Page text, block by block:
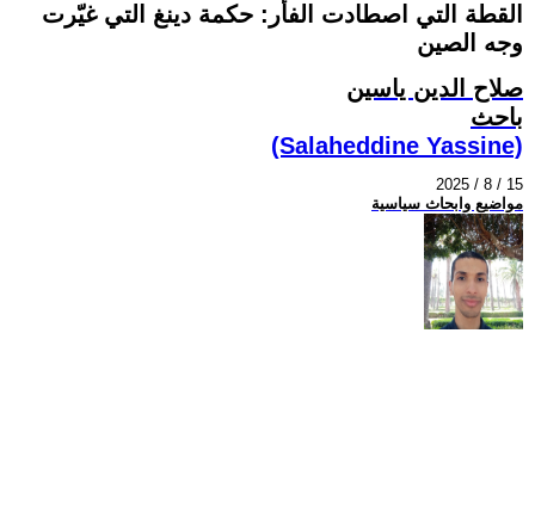
القطة التي اصطادت الفأر: حكمة دينغ التي غيّرت
وجه الصين
صلاح الدين ياسين
باحث
(Salaheddine Yassine)
2025 / 8 / 15
مواضيع وابحاث سياسية